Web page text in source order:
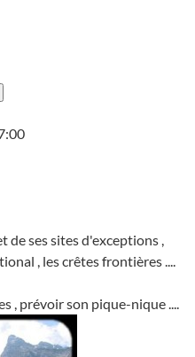
de ses sites d'exceptions ,
, les crêtes frontières ....
, prévoir son pique-nique ....